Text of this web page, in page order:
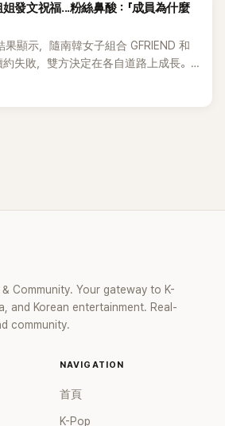
，大家真的不要這樣。」 值得一提的
曾因舞台事故重傷，一度面臨生命危
健，該事故也被認為對她的臉部結構造
為，她後來的醫美或調整，更多是修復
改變。 而巧合的是，先前 GFRIEND
（第一部）與「激情婉約」（第二部），
天的演出每日都有不同的曲目安排，
唱會中特別安排了將包含「風」字的三
紀念10週年的特別專輯收錄曲
來僅此一次的特別舞台。 首爾場演出結
？Yuju坦言：「我認為GFRIEND的Yuju
我不認為這兩個是分開的。成員們填
在我必須獨自完成。」 他繼續說：「我
歌曲中看到的情緒，我的恐懼消失了。
的恐懼。」 提到了GFRIEND，他說：
發文祝福...粉絲鼻酸：「成員為什麼
顯示，隨南韓女子組合 GFRIEND 和
失敗，雙方決定在各自道路上成長。
過正式立場表示：「與 GFRIEND 的專
對抗的時期，利用歌曲展現了直率的
昨日晚間，成員Yuju姐姐發文，卻讓
文中提到才剛出道的小女孩們，轉眼
們陪伴Yuju長大，並祝福成員們可以
十分感慨：「真的很喜歡GFRIEND的歌
Community. Your gateway to K-
and Korean entertainment. Real-
community.
NAVIGATION
首頁
K-Pop